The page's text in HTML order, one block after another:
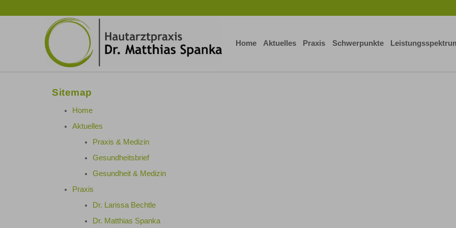
Home Aktuelles Praxis Schwerpunkte
Sitemap
Home
Aktuelles
Praxis & Medizin
Gesundheitsbrief
Gesundheit & Medizin
Praxis
Dr. Larissa Bechtle
Dr. Matthias Spanka